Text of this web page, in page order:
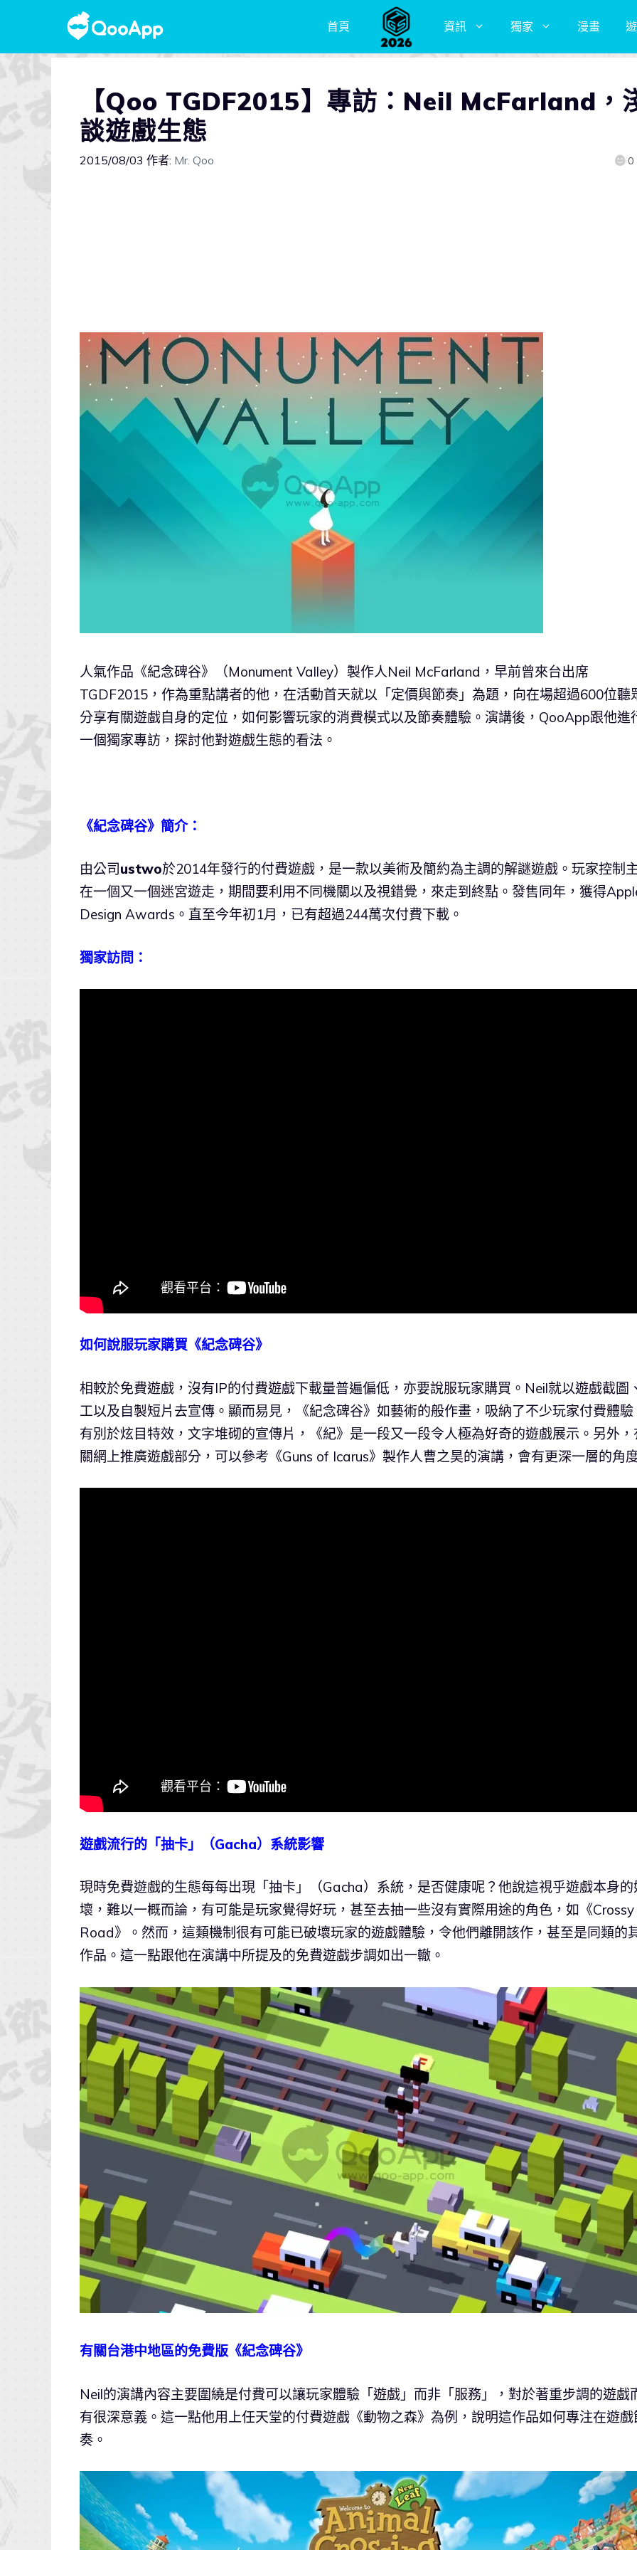
首頁 資訊 獨家 漫畫
【Qoo TGDF2015】專訪：Neil McFarland，
談遊戲生態
2015/08/03 作者: Mr. Qoo 0
人氣作品《紀念碑谷》（Monument Valley）製作人Neil McFarland，早前曾來台出席
TGDF2015，作為重點講者的他，在活動首天就以「定價與節奏」為題，向在場超過600位聽
分享有關遊戲自身的定位，如何影響玩家的消費模式以及節奏體驗。演講後，QooApp跟他進
一個獨家專訪，探討他對遊戲生態的看法。
《紀念碑谷》簡介：
由公司ustwo於2014年發行的付費遊戲，是一款以美術及簡約為主調的解謎遊戲。玩家控制
在一個又一個迷宮遊走，期間要利用不同機關以及視錯覺，來走到終點。發售同年，獲得
Design Awards。直至今年初1月，已有超過244萬次付費下載。
獨家訪問：
如何說服玩家購買《紀念碑谷》
相較於免費遊戲，沒有IP的付費遊戲下載量普遍偏低，亦要說服玩家購買。Neil就以遊戲截圖
工以及自製短片去宣傳。顯而易見，《紀念碑谷》如藝術的般作畫，吸納了不少玩家付費體驗
有別於炫目特效，文字堆砌的宣傳片，《紀》是一段又一段令人極為好奇的遊戲展示。另外，
關網上推廣遊戲部分，可以參考《Guns of Icarus》製作人曹之昊的演講，會有更深一層的角
遊戲流行的「抽卡」（Gacha）系統影響
現時免費遊戲的生態每每出現「抽卡」（Gacha）系統，是否健康呢？他說這視乎遊戲本身的
壞，難以一概而論，有可能是玩家覺得好玩，甚至去抽一些沒有實際用途的角色，如《Crossy
Road》。然而，這類機制很有可能已破壞玩家的遊戲體驗，令他們離開該作，甚至是同類的
作品。這一點跟他在演講中所提及的免費遊戲步調如出一轍。
有關台港中地區的免費版《紀念碑谷》
Neil的演講內容主要圍繞是付費可以讓玩家體驗「遊戲」而非「服務」，對於著重步調的遊戲
有很深意義。這一點他用上任天堂的付費遊戲《動物之森》為例，說明這作品如何專注在遊戲
奏。